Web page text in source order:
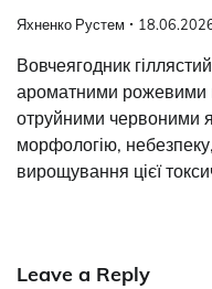
Яхненко Рустем
Вовчеягодник
ароматними рожевими
отруйними червоними
морфологію,
вирощування цієї
Leave a Reply